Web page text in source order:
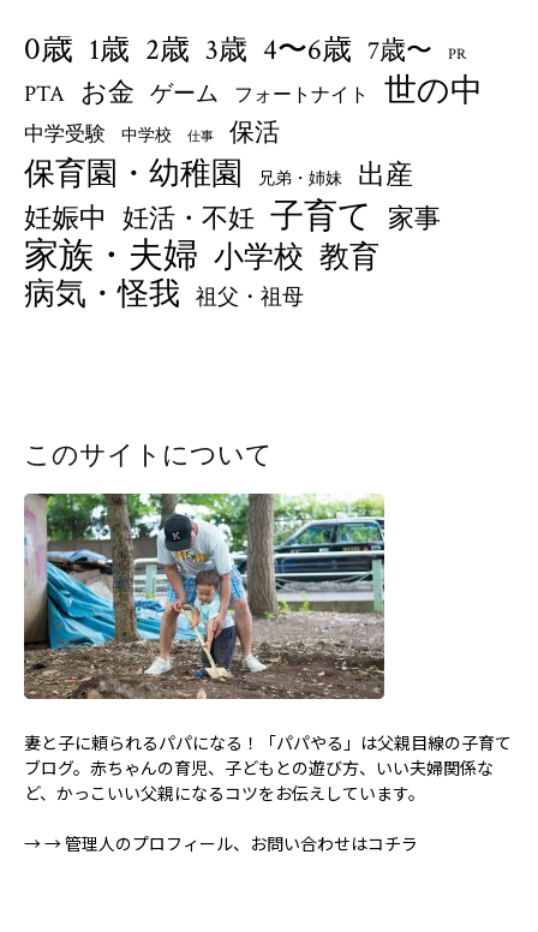
0歳 1歳 2歳 3歳 4〜6歳 7歳〜 PR
PTA お金 ゲーム フォートナイト 世の中
中学受験 中学校 仕事 保活
保育園・幼稚園 兄弟・姉妹 出産
妊娠中 妊活・不妊 子育て 家事
家族・夫婦 小学校 教育
病気・怪我 祖父・祖母
このサイトについて
妻と子に頼られるパパになる！「パパやる」は父親目線の子育て
ブログ。赤ちゃんの育児、子どもとの遊び方、いい夫婦関係な
ど、かっこいい父親になるコツをお伝えしています。
→→ 管理人のプロフィール、お問い合わせはコチラ